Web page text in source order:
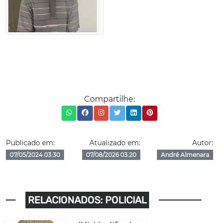
Compartilhe:
Publicado em:
07/05/2024 03:30
Atualizado em:
07/08/2026 03:20
Autor:
André Almenara
RELACIONADOS: POLICIAL